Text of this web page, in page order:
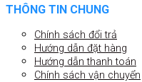
THÔNG TIN CHUNG
Chính sách đổi trả
Hướng dẫn đặt hàng
Hướng dẫn thanh toán
Chính sách vận chuyển